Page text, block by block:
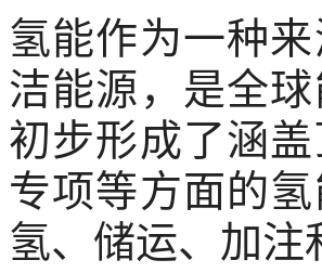
氢能作为一种
洁能源，是全
初步形成了涵
专项等方面的
氢、储运、加注